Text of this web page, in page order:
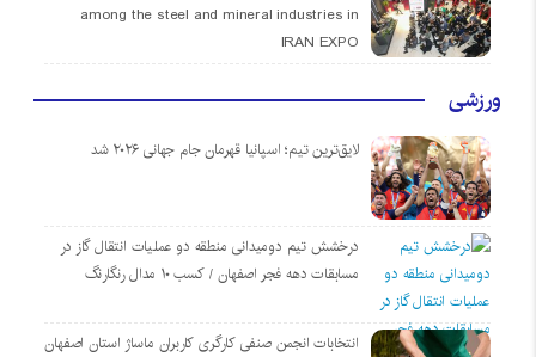
among the steel and mineral industries in
IRAN EXPO
ورزشی
لایق‌ترین تیم؛ اسپانیا قهرمان جام جهانی ۲۰۲۶ شد
درخشش تیم دومیدانی منطقه دو عملیات انتقال گاز در
مسابقات دهه فجر اصفهان / کسب ۱۰ مدال رنگارنگ
انتخابات انجمن صنفی کارگری کاربران ماساژ استان اصفهان